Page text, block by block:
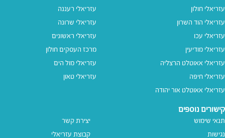
עזריאלי חולון
עזריאלי הוד השרון
עזריאלי עכו
עזריאלי מודיעין
עזריאלי אאוטלט הרצליה
עזריאלי חיפה
עזריאלי אאוטלט אור יהודה
עזריאלי רעננה
עזריאלי שרונה
עזריאלי ראשונים
מרכז העסקים חולון
עזריאלי מול הים
עזריאלי טאון
קישורים נוספים
תנאי שימוש
נגישות
יצירת קשר
קבוצת עזריאלי